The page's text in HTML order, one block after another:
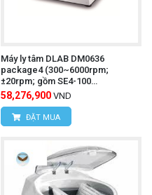
Máy ly tâm DLAB DM0636
package4 (300~6000rpm;
±20rpm; gồm SE4-100
rotor&10~15ml basket)
58,276,900 VND
ĐẶT MUA